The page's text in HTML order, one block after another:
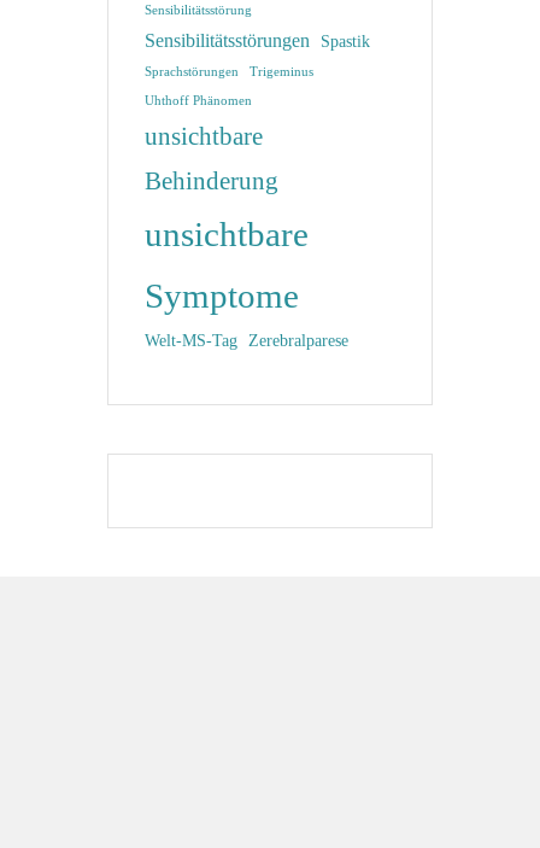
Sensibilitätsstörung
Sensibilitätsstörungen Spastik
Sprachstörungen Trigeminus
Uhthoff Phänomen
unsichtbare
Behinderung
unsichtbare
Symptome
Welt-MS-Tag Zerebralparese